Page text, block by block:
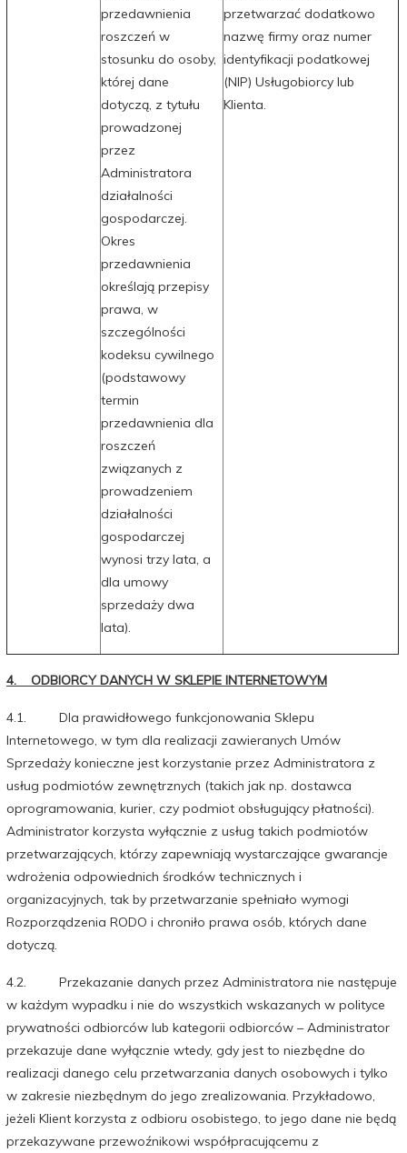
przedawnienia
roszczeń w
stosunku do osoby,
której dane
dotyczą, z tytułu
prowadzonej
przez
Administratora
działalności
gospodarczej.
Okres
przedawnienia
określają przepisy
prawa, w
szczególności
kodeksu cywilnego
(podstawowy
termin
przedawnienia dla
roszczeń
związanych z
prowadzeniem
działalności
gospodarczej
wynosi trzy lata, a
dla umowy
sprzedaży dwa
lata).
przetwarzać dodatkowo
nazwę firmy oraz numer
identyfikacji podatkowej
(NIP) Usługobiorcy lub
Klienta.
4. ODBIORCY DANYCH W SKLEPIE INTERNETOWYM
4.1. Dla prawidłowego funkcjonowania Sklepu
Internetowego, w tym dla realizacji zawieranych Umów
Sprzedaży konieczne jest korzystanie przez Administratora z
usług podmiotów zewnętrznych (takich jak np. dostawca
oprogramowania, kurier, czy podmiot obsługujący płatności).
Administrator korzysta wyłącznie z usług takich podmiotów
przetwarzających, którzy zapewniają wystarczające gwarancje
wdrożenia odpowiednich środków technicznych i
organizacyjnych, tak by przetwarzanie spełniało wymogi
Rozporządzenia RODO i chroniło prawa osób, których dane
dotyczą.
4.2. Przekazanie danych przez Administratora nie następuje
w każdym wypadku i nie do wszystkich wskazanych w polityce
prywatności odbiorców lub kategorii odbiorców – Administrator
przekazuje dane wyłącznie wtedy, gdy jest to niezbędne do
realizacji danego celu przetwarzania danych osobowych i tylko
w zakresie niezbędnym do jego zrealizowania. Przykładowo,
jeżeli Klient korzysta z odbioru osobistego, to jego dane nie będą
przekazywane przewoźnikowi współpracującemu z